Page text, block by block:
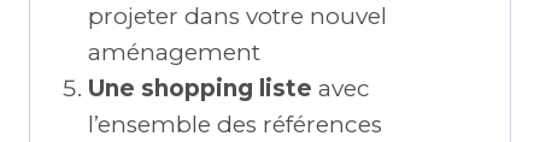
projeter dans votre nouvel
aménagement
Une shopping liste avec
l’ensemble des références